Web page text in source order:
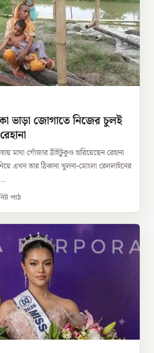
ভাড়া জোগাতে নিজের চুলই
মাথা গোঁজার ঠাঁইটুকুও হারিয়েছেন রেহানা
এখন তার ঠিকানা খুলনা-মোংলা রেললাইনের
পাঠ